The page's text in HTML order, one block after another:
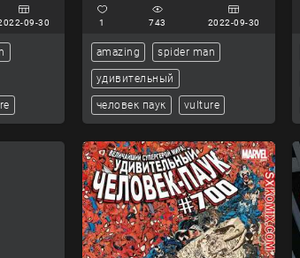
09-30 1 743 2022-09-30
amazing spider man
удивительный
человек паук vulture